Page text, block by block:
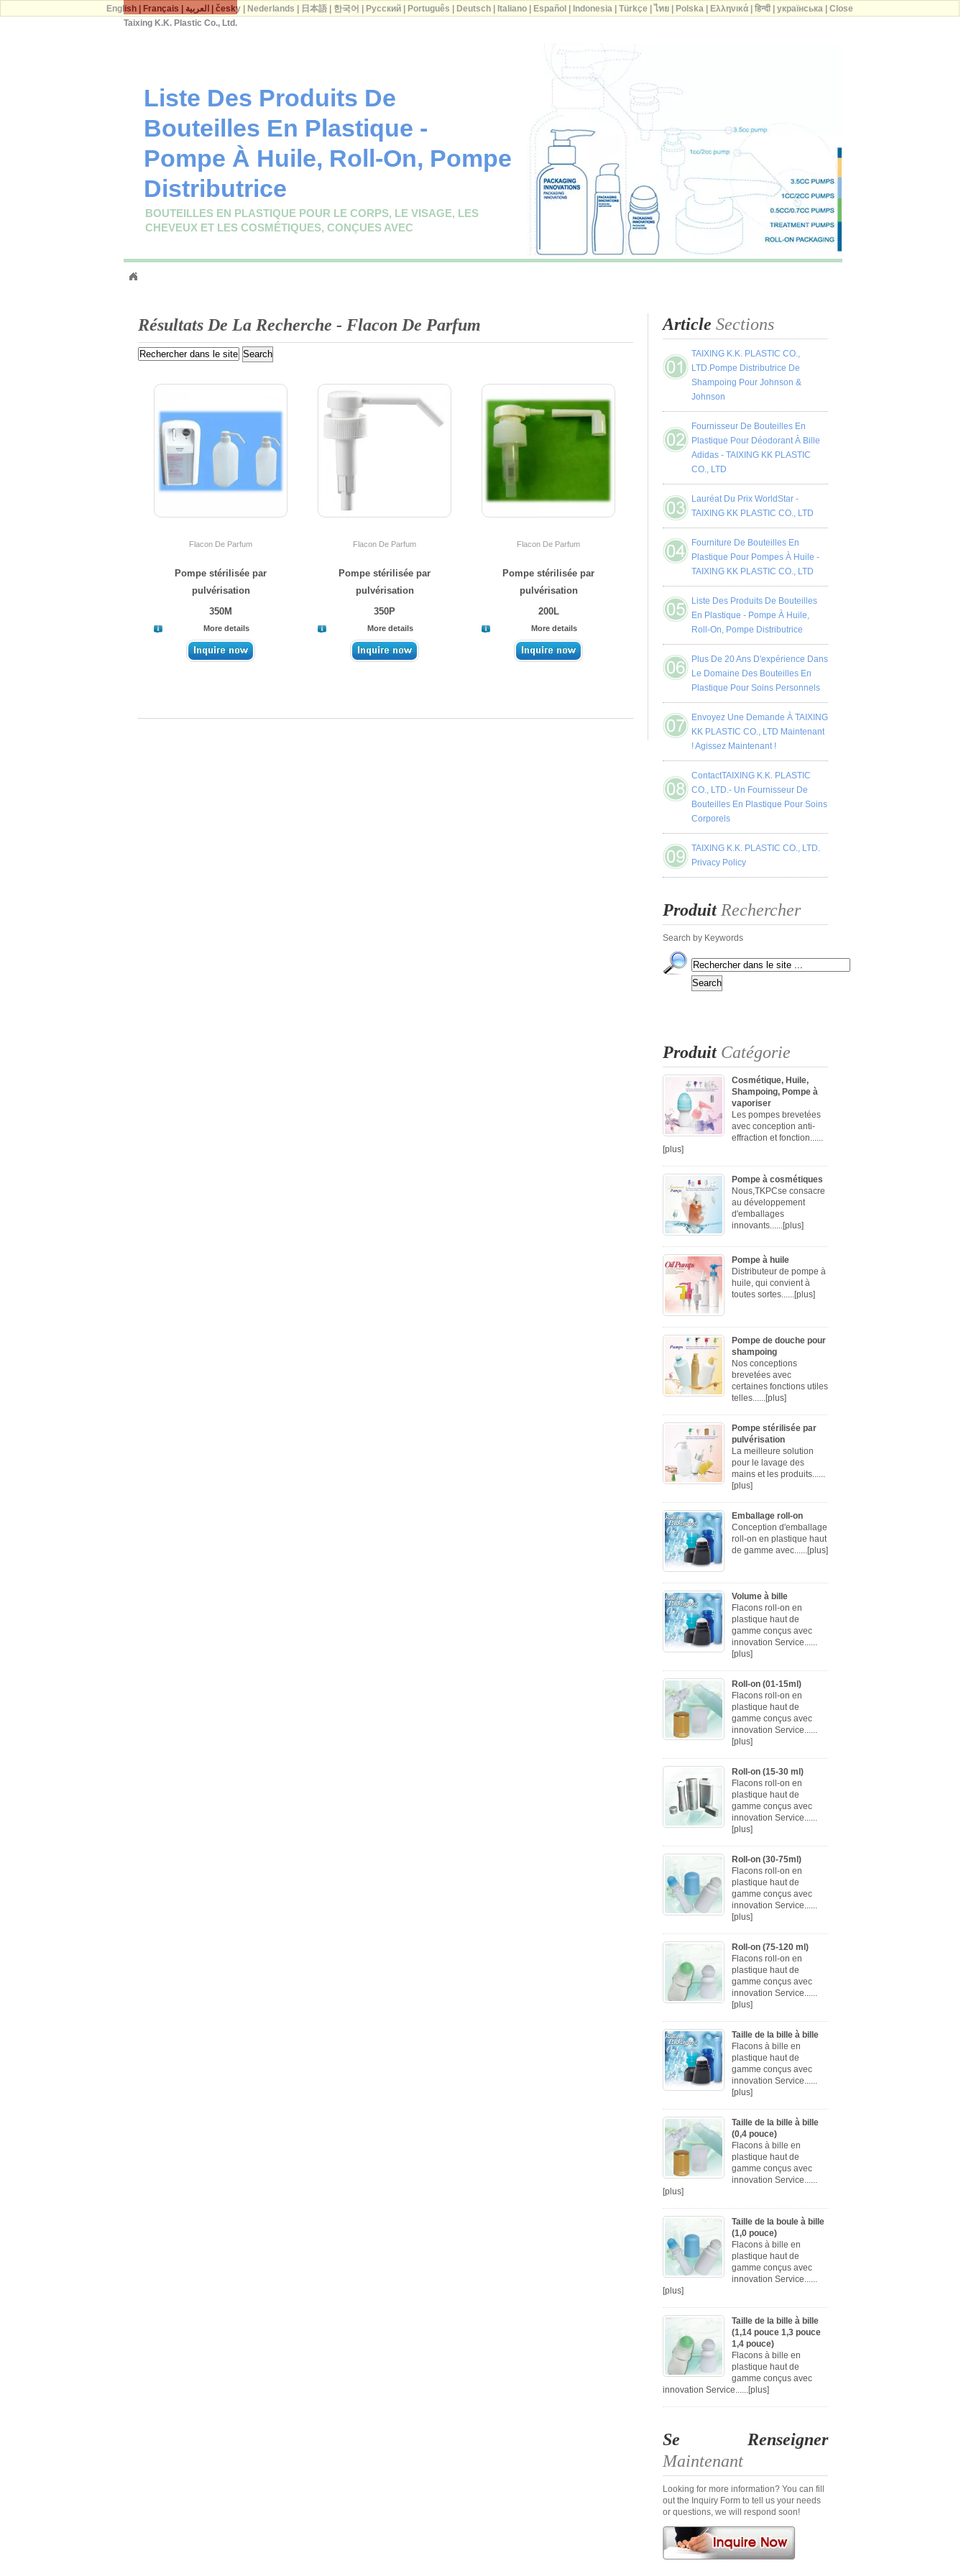
Taixing K.K. Plastic Co., Ltd.
Liste Des Produits De
Bouteilles En Plastique -
Pompe À Huile, Roll-On, Pompe
Distributrice
BOUTEILLES EN PLASTIQUE POUR LE CORPS, LE VISAGE, LES
CHEVEUX ET LES COSMÉTIQUES, CONÇUES AVEC
Résultats De La Recherche - Flacon De Parfum
Flacon De Parfum
Pompe stérilisée par
pulvérisation
350M
More details
Flacon De Parfum
Pompe stérilisée par
pulvérisation
350P
More details
Flacon De Parfum
Pompe stérilisée par
pulvérisation
200L
More details
Article Sections
TAIXING K.K. PLASTIC CO.,
LTD.Pompe Distributrice De
Shampoing Pour Johnson &
Johnson
Fournisseur De Bouteilles En
Plastique Pour Déodorant À Bille
Adidas - TAIXING KK PLASTIC
CO., LTD
Lauréat Du Prix WorldStar -
TAIXING KK PLASTIC CO., LTD
Fourniture De Bouteilles En
Plastique Pour Pompes À Huile -
TAIXING KK PLASTIC CO., LTD
Liste Des Produits De Bouteilles
En Plastique - Pompe À Huile,
Roll-On, Pompe Distributrice
Plus De 20 Ans D'expérience Dans
Le Domaine Des Bouteilles En
Plastique Pour Soins Personnels
Envoyez Une Demande À TAIXING
KK PLASTIC CO., LTD Maintenant
! Agissez Maintenant !
ContactTAIXING K.K. PLASTIC
CO., LTD.- Un Fournisseur De
Bouteilles En Plastique Pour Soins
Corporels
TAIXING K.K. PLASTIC CO., LTD.
Privacy Policy
ProduitRechercher
Search by Keywords
ProduitCatégorie
Cosmétique, Huile,
Shampoing, Pompe à
vaporiser
Les pompes brevetées
avec conception anti-
effraction et fonction......
[plus]
Pompe à cosmétiques
Nous,TKPCse consacre
au développement
d'emballages
innovants......[plus]
Pompe à huile
Distributeur de pompe à
huile, qui convient à
toutes sortes......[plus]
Pompe de douche pour
shampoing
Nos conceptions
brevetées avec
certaines fonctions utiles
telles......[plus]
Pompe stérilisée par
pulvérisation
La meilleure solution
pour le lavage des
mains et les produits......
[plus]
Emballage roll-on
Conception d'emballage
roll-on en plastique haut
de gamme avec......[plus]
Volume à bille
Flacons roll-on en
plastique haut de
gamme conçus avec
innovation Service......
[plus]
Roll-on (01-15ml)
Flacons roll-on en
plastique haut de
gamme conçus avec
innovation Service......
[plus]
Roll-on (15-30 ml)
Flacons roll-on en
plastique haut de
gamme conçus avec
innovation Service......
[plus]
Roll-on (30-75ml)
Flacons roll-on en
plastique haut de
gamme conçus avec
innovation Service......
[plus]
Roll-on (75-120 ml)
Flacons roll-on en
plastique haut de
gamme conçus avec
innovation Service......
[plus]
Taille de la bille à bille
Flacons à bille en
plastique haut de
gamme conçus avec
innovation Service......
[plus]
Taille de la bille à bille
(0,4 pouce)
Flacons à bille en
plastique haut de
gamme conçus avec
innovation Service......
[plus]
Taille de la boule à bille
(1,0 pouce)
Flacons à bille en
plastique haut de
gamme conçus avec
innovation Service......
[plus]
Taille de la bille à bille
(1,14 pouce 1,3 pouce
1,4 pouce)
Flacons à bille en
plastique haut de
gamme conçus avec
innovation Service......[plus]
Se Renseigner
Maintenant
Looking for more information? You can fill
out the Inquiry Form to tell us your needs
or questions, we will respond soon!
English| Français العربية česky| Nederlands 日本語| 한국어 Русский| Português Deutsch| Italiano| Español Indonesia| Türkçe ไทย| Polska| Ελληνικά| हिन्दी| українська| Close